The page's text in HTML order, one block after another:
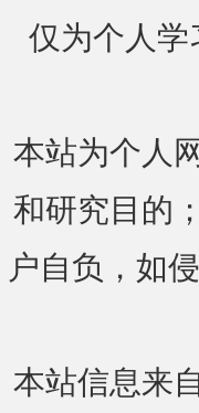
仅为个人学
本站为个人
和研究目的
户自负，如
本站信息来